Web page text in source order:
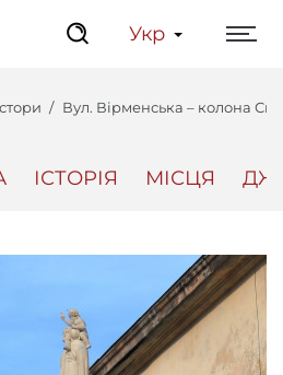
Укр
Вул. Вірменська – колона
ІСТОРІЯ МІСЦЯ